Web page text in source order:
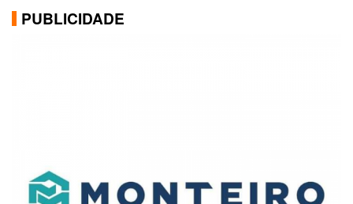
PUBLICIDADE